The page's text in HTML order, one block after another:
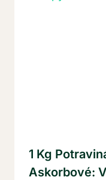
1 Kg
Askorbové: